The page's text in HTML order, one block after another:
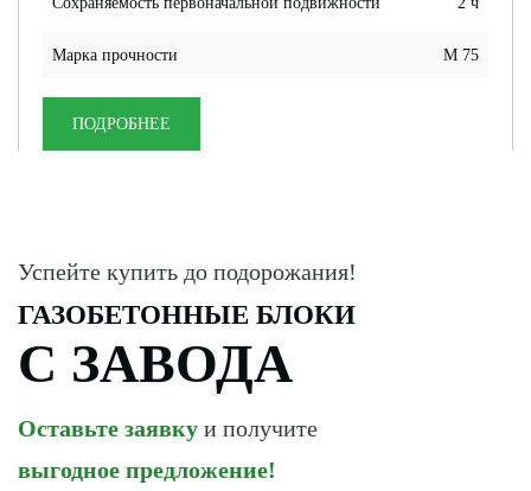
Марка прочности М 75
ПОДРОБНЕЕ
Успейте купить до подорожания!
ГАЗОБЕТОННЫЕ БЛОКИ
С ЗАВОДА
Оставьте заявку и получите
выгодное предложение!